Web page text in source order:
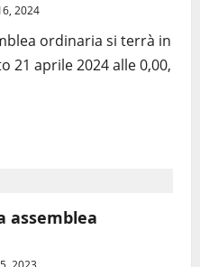
2024
ordinaria si terrà in
21 aprile 2024 alle 0,00,
assemblea